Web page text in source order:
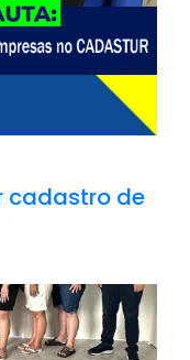
cadastro de